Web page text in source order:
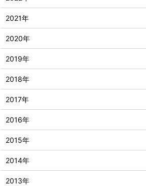
2021年
2020年
2019年
2018年
2017年
2016年
2015年
2014年
2013年